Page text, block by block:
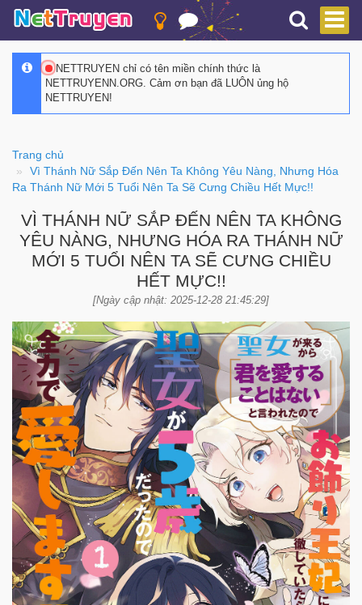
NETTRUYEN chỉ có tên miền chính thức là
NETTRUYENN.ORG. Cảm ơn bạn đã LUÔN ủng hộ
NETTRUYEN!
Trang chủ
Vì Thánh Nữ Sắp Đến Nên Ta Không Yêu Nàng, Nhưng Hóa
Ra Thánh Nữ Mới 5 Tuổi Nên Ta Sẽ Cưng Chiều Hết Mực!!
VÌ THÁNH NỮ SẮP ĐẾN NÊN TA KHÔNG
YÊU NÀNG, NHƯNG HÓA RA THÁNH NỮ
MỚI 5 TUỔI NÊN TA SẼ CƯNG CHIỀU
HẾT MỰC!!
[Ngày cập nhật: 2025-12-28 21:45:29]